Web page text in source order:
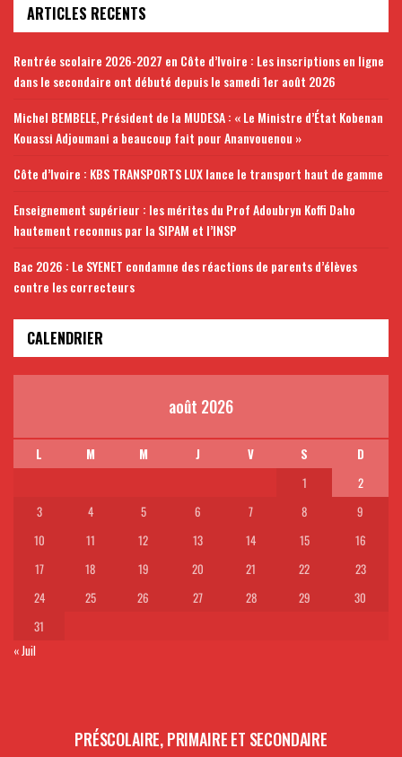
ARTICLES RECENTS
Rentrée scolaire 2026-2027 en Côte d’Ivoire : Les inscriptions en ligne
dans le secondaire ont débuté depuis le samedi 1er août 2026
Michel BEMBELE, Président de la MUDESA : « Le Ministre d’État Kobenan
Kouassi Adjoumani a beaucoup fait pour Ananvouenou »
Côte d’Ivoire : KBS TRANSPORTS LUX lance le transport haut de gamme
Enseignement supérieur : les mérites du Prof Adoubryn Koffi Daho
hautement reconnus par la SIPAM et l’INSP
Bac 2026 : Le SYENET condamne des réactions de parents d’élèves
contre les correcteurs
CALENDRIER
août 2026
L M M J V S
D
1
2
3
4 5 6 7 8
9
10
11 12 13 14 15
16
17
18 19 20 21 22
23
24
25 26 27 28 29
30
31
« Juil
PRÉSCOLAIRE, PRIMAIRE ET SECONDAIRE